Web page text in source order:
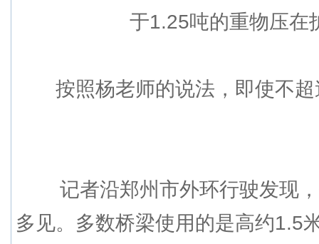
于1.25吨的重物压在
按照杨老师的说法，即使不超
记者沿郑州市外环行驶发现，
多见。多数桥梁使用的是高约1.5